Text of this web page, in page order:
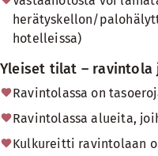
herätyskellon/
hotelleissa)
Yleiset tilat – ravintola
Ravintolassa on
Ravintolassa alueita,
Kulkureitti ravintolaan